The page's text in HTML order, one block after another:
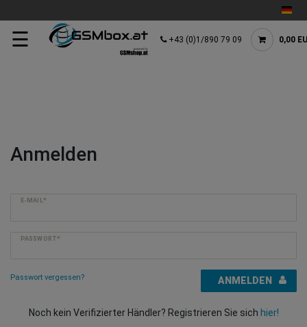
☰ +43 (0)1/890 79 09 0,00
Anmelden
E-MAIL*
PASSWORT*
Passwort vergessen? ANMELDEN
Noch kein Verifizierter Händler? Registrieren Sie sich hier!